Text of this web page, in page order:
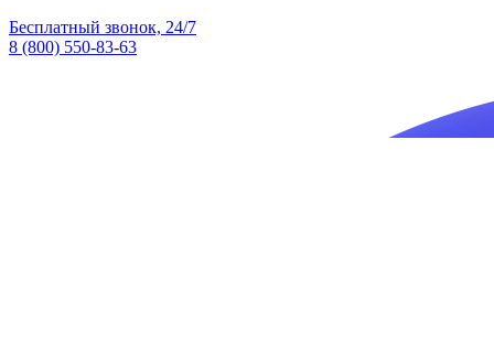
Бесплатный звонок, 24/7
8 (800) 550-83-63